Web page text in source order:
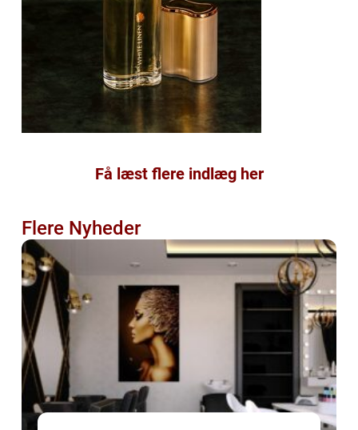
Få læst flere indlæg her
Flere Nyheder